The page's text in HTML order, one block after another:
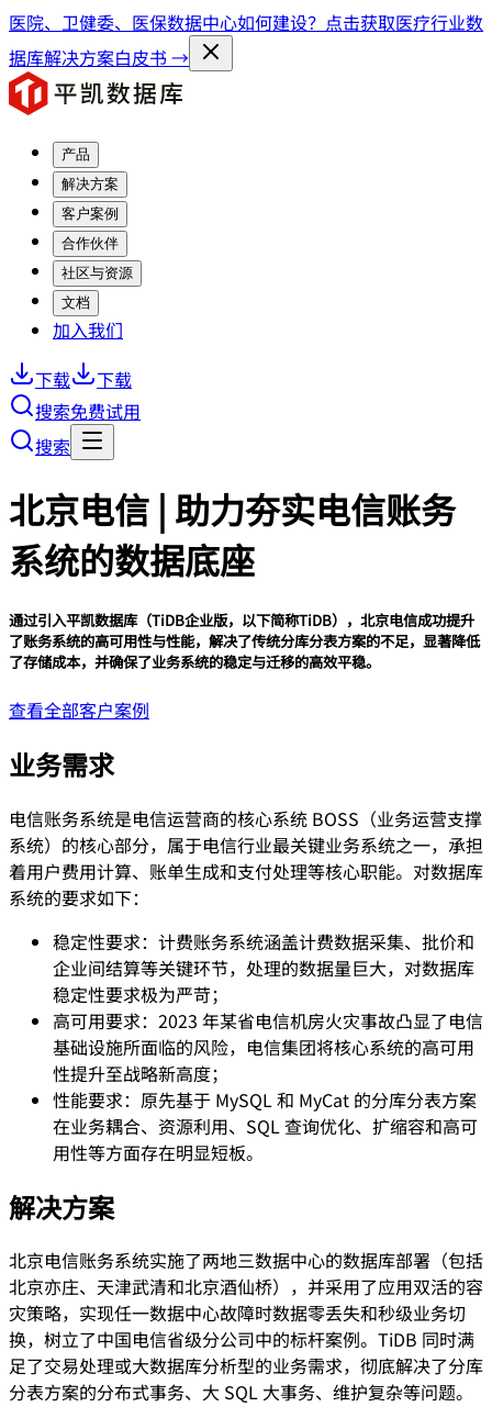
医院、卫健委、医保数据中心如何建设？点击获取医疗行业数
据库解决方案白皮书 →
产品
解决方案
客户案例
合作伙伴
社区与资源
文档
加入我们
下载
下载
搜索免费试用
搜索
北京电信 | 助力夯实电信账务
系统的数据底座
通过引入平凯数据库（TiDB企业版，以下简称TiDB），北京电信成功提升
了账务系统的高可用性与性能，解决了传统分库分表方案的不足，显著降低
了存储成本，并确保了业务系统的稳定与迁移的高效平稳。
查看全部客户案例
业务需求
电信账务系统是电信运营商的核心系统 BOSS（业务运营支撑
系统）的核心部分，属于电信行业最关键业务系统之一，承担
着用户费用计算、账单生成和支付处理等核心职能。对数据库
系统的要求如下：
稳定性要求：计费账务系统涵盖计费数据采集、批价和
企业间结算等关键环节，处理的数据量巨大，对数据库
稳定性要求极为严苛；
高可用要求：2023 年某省电信机房火灾事故凸显了电信
基础设施所面临的风险，电信集团将核心系统的高可用
性提升至战略新高度；
性能要求：原先基于 MySQL 和 MyCat 的分库分表方案
在业务耦合、资源利用、SQL 查询优化、扩缩容和高可
用性等方面存在明显短板。
解决方案
北京电信账务系统实施了两地三数据中心的数据库部署（包括
北京亦庄、天津武清和北京酒仙桥），并采用了应用双活的容
灾策略，实现任一数据中心故障时数据零丢失和秒级业务切
换，树立了中国电信省级分公司中的标杆案例。TiDB 同时满
足了交易处理或大数据库分析型的业务需求，彻底解决了分库
分表方案的分布式事务、大 SQL 大事务、维护复杂等问题。